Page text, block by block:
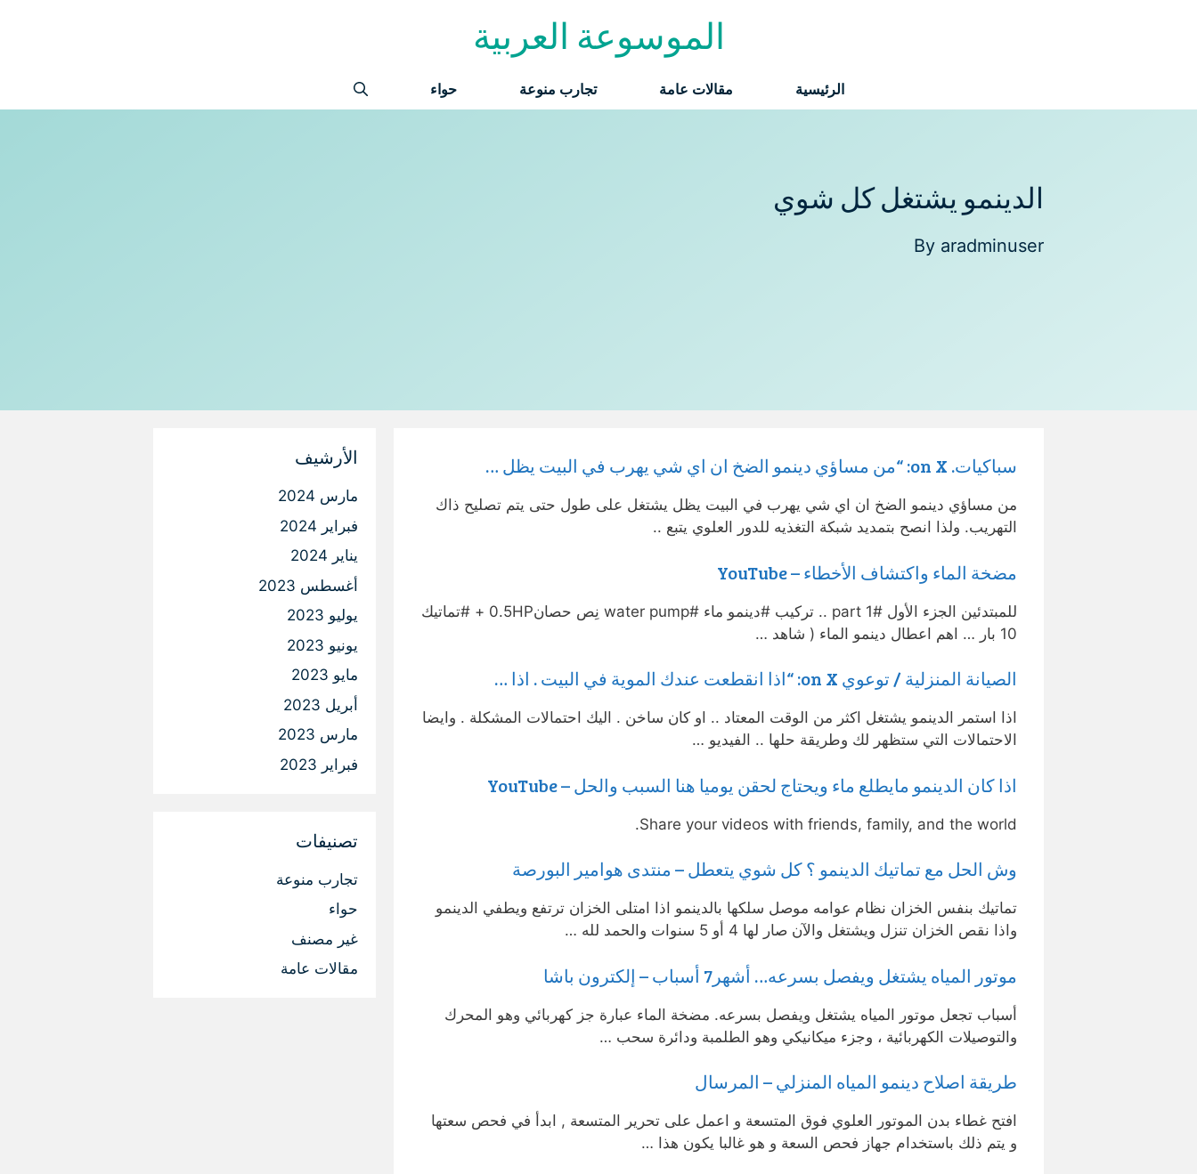
الموسوعة العربية
الرئيسية مقالات عامة تجارب منوعة حواء
الدينمو يشتغل كل شوي
By aradminuser
سباكيات. on X: “من مساؤي دينمو الضخ ان اي شي يهرب في البيت يظل …
من مساؤي دينمو الضخ ان اي شي يهرب في البيت يظل يشتغل على طول حتى يتم تصليح ذاك
التهريب. ولذا انصح بتمديد شبكة التغذيه للدور العلوي يتبع ..
مضخة الماء واكتشاف الأخطاء – YouTube
للمبتدئين الجزء الأول #part 1 .. تركيب #دينمو ماء #water pump نِص حصان0.5HP + #تماتيك
10 بار … اهم اعطال دينمو الماء ( شاهد …
الصيانة المنزلية / توعوي on X: “اذا انقطعت عندك الموية في البيت . اذا …
اذا استمر الدينمو يشتغل اكثر من الوقت المعتاد .. او كان ساخن . اليك احتمالات المشكلة . وايضا
الاحتمالات التي ستظهر لك وطريقة حلها .. الفيديو …
اذا كان الدينمو مايطلع ماء ويحتاج لحقن يوميا هنا السبب والحل – YouTube
Share your videos with friends, family, and the world.
وش الحل مع تماتيك الدينمو ؟ كل شوي يتعطل – منتدى هوامير البورصة
تماتيك بنفس الخزان نظام عوامه موصل سلكها بالدينمو اذا امتلى الخزان ترتفع ويطفي الدينمو
واذا نقص الخزان تنزل ويشتغل والآن صار لها 4 أو 5 سنوات والحمد لله …
موتور المياه يشتغل ويفصل بسرعه… أشهر7 أسباب – إلكترون باشا
أسباب تجعل موتور المياه يشتغل ويفصل بسرعه. مضخة الماء عبارة جز كهربائي وهو المحرك
والتوصيلات الكهربائية ، وجزء ميكانيكي وهو الطلمبة ودائرة سحب …
طريقة اصلاح دينمو المياه المنزلي – المرسال
افتح غطاء بدن الموتور العلوي فوق المتسعة و اعمل على تحرير المتسعة , ابدأ في فحص سعتها
و يتم ذلك باستخدام جهاز فحص السعة و هو غالبا يكون هذا …
الأرشيف
مارس 2024
فبراير 2024
يناير 2024
أغسطس 2023
يوليو 2023
يونيو 2023
مايو 2023
أبريل 2023
مارس 2023
فبراير 2023
تصنيفات
تجارب منوعة
حواء
غير مصنف
مقالات عامة